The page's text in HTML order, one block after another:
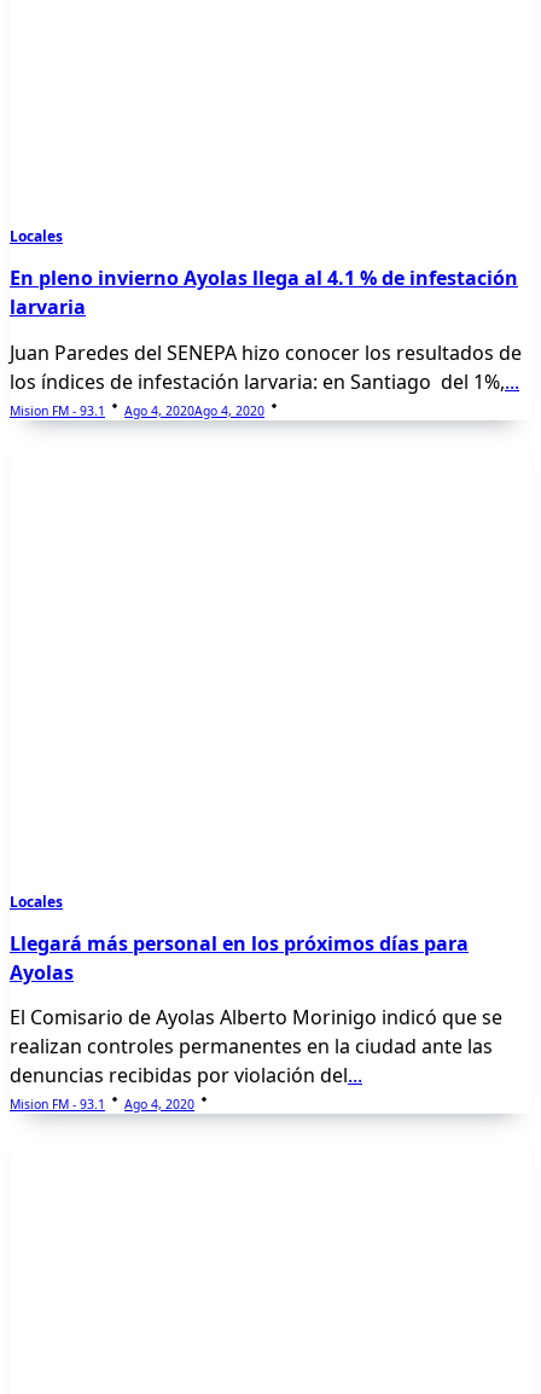
Locales
En pleno invierno Ayolas llega al 4.1 % de infestación
larvaria
Juan Paredes del SENEPA hizo conocer los resultados de
los índices de infestación larvaria: en Santiago del 1%,...
Mision FM - 93.1 Ago 4, 2020Ago 4, 2020
Locales
Llegará más personal en los próximos días para
Ayolas
El Comisario de Ayolas Alberto Morinigo indicó que se
realizan controles permanentes en la ciudad ante las
denuncias recibidas por violación del...
Mision FM - 93.1 Ago 4, 2020